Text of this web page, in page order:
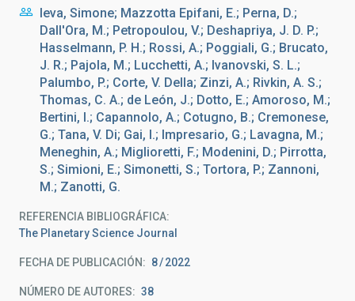
Ieva, Simone; Mazzotta Epifani, E.; Perna, D.;
Dall'Ora, M.; Petropoulou, V.; Deshapriya, J. D. P.;
Hasselmann, P. H.; Rossi, A.; Poggiali, G.; Brucato,
J. R.; Pajola, M.; Lucchetti, A.; Ivanovski, S. L.;
Palumbo, P.; Corte, V. Della; Zinzi, A.; Rivkin, A. S.;
Thomas, C. A.; de León, J.; Dotto, E.; Amoroso, M.;
Bertini, I.; Capannolo, A.; Cotugno, B.; Cremonese,
G.; Tana, V. Di; Gai, I.; Impresario, G.; Lavagna, M.;
Meneghin, A.; Miglioretti, F.; Modenini, D.; Pirrotta,
S.; Simioni, E.; Simonetti, S.; Tortora, P.; Zannoni,
M.; Zanotti, G.
REFERENCIA BIBLIOGRÁFICA
The Planetary Science Journal
FECHA DE PUBLICACIÓN: 8 2022
NÚMERO DE AUTORES 38